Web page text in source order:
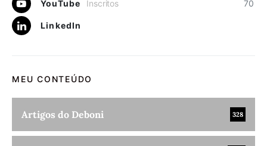
YouTube 70
Inscritos
LinkedIn
MEU CONTEÚDO
Artigos do Deboni 328